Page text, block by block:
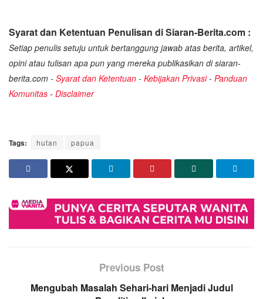
Syarat dan Ketentuan Penulisan di Siaran-Berita.com :
Setiap penulis setuju untuk bertanggung jawab atas berita, artikel,
opini atau tulisan apa pun yang mereka publikasikan di siaran-
berita.com - Syarat dan Ketentuan - Kebijakan Privasi- Panduan
Komunitas - Disclaimer
Tags: hutan papua
Previous Post
Mengubah Masalah Sehari-hari Menjadi Judul